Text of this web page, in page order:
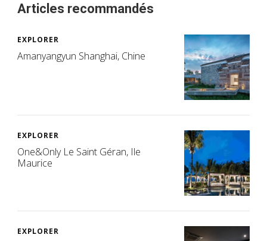
Articles recommandés
EXPLORER
Amanyangyun Shanghai, Chine
EXPLORER
One&Only Le Saint Géran, Ile
Maurice
EXPLORER